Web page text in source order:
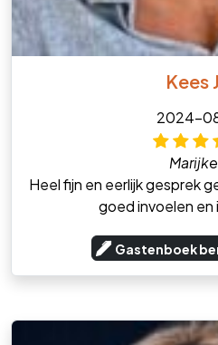
Kees
2024-
Heel fijn en eerlijk gesprek
goed invoelen en
Gastenboek